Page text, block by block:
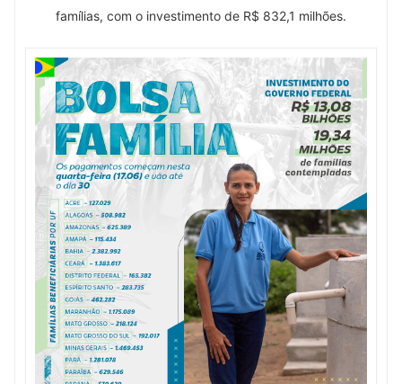
famílias, com o investimento de R$ 832,1 milhões.